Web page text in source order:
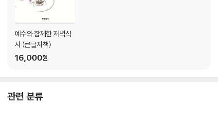
☀황금을 버리라고 가르친 붓다의 불상을 황금으로 도금한 불교의 역설
GOLD 4_ 황금을 쥔 자가 세상을 지배했다 - 주화에서 금본위제까지, 금
이 만들어낸 세계 경제 5,000년
☀금화를 발명한 세계 최고의 부자 왕 크로이소스는 왜 비참하게 몰락했
력의 판도
예수와 함께한 저녁식
사 (큰글자책)
16,000원
관련 분류